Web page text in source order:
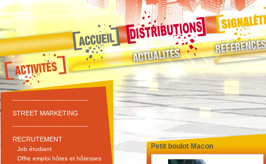
--------------------------------
STREET MARKETING
--------------------------------
RECRUTEMENT
Job étudiant
Offre emploi hôtes et hôtesses
Petit boulot Macon